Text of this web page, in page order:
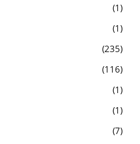
1
1
235
116
1
1
7